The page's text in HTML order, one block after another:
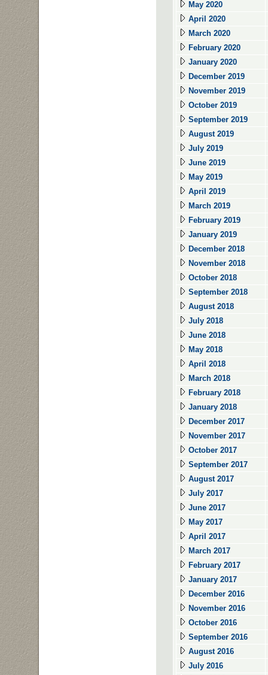
May 2020
April 2020
March 2020
February 2020
January 2020
December 2019
November 2019
October 2019
September 2019
August 2019
July 2019
June 2019
May 2019
April 2019
March 2019
February 2019
January 2019
December 2018
November 2018
October 2018
September 2018
August 2018
July 2018
June 2018
May 2018
April 2018
March 2018
February 2018
January 2018
December 2017
November 2017
October 2017
September 2017
August 2017
July 2017
June 2017
May 2017
April 2017
March 2017
February 2017
January 2017
December 2016
November 2016
October 2016
September 2016
August 2016
July 2016